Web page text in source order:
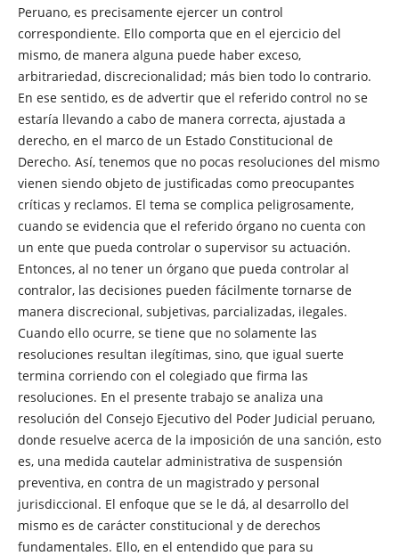
Peruano, es precisamente ejercer un control
correspondiente. Ello comporta que en el ejercicio del
mismo, de manera alguna puede haber exceso,
arbitrariedad, discrecionalidad; más bien todo lo contrario.
En ese sentido, es de advertir que el referido control no se
estaría llevando a cabo de manera correcta, ajustada a
derecho, en el marco de un Estado Constitucional de
Derecho. Así, tenemos que no pocas resoluciones del mismo
vienen siendo objeto de justificadas como preocupantes
críticas y reclamos. El tema se complica peligrosamente,
cuando se evidencia que el referido órgano no cuenta con
un ente que pueda controlar o supervisor su actuación.
Entonces, al no tener un órgano que pueda controlar al
contralor, las decisiones pueden fácilmente tornarse de
manera discrecional, subjetivas, parcializadas, ilegales.
Cuando ello ocurre, se tiene que no solamente las
resoluciones resultan ilegítimas, sino, que igual suerte
termina corriendo con el colegiado que firma las
resoluciones. En el presente trabajo se analiza una
resolución del Consejo Ejecutivo del Poder Judicial peruano,
donde resuelve acerca de la imposición de una sanción, esto
es, una medida cautelar administrativa de suspensión
preventiva, en contra de un magistrado y personal
jurisdiccional. El enfoque que se le dá, al desarrollo del
mismo es de carácter constitucional y de derechos
fundamentales. Ello, en el entendido que para su